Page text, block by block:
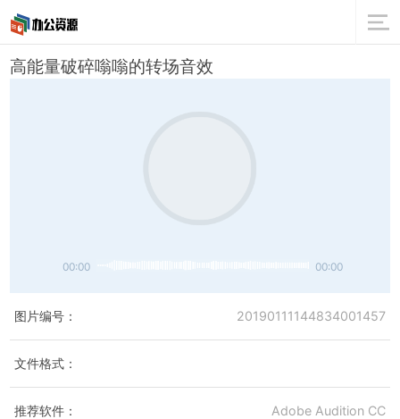
高能量破碎嗡嗡的转场音效
00:00 00:00
图片编号： 20190111144834001457
文件格式：
推荐软件： Adobe Audition CC